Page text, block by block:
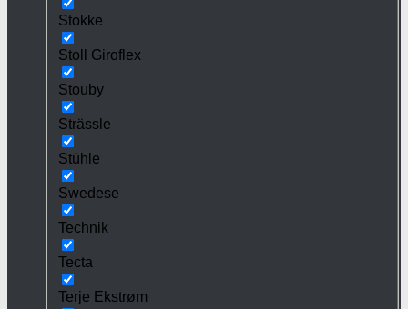
Stokke
Stoll Giroflex
Stouby
Strässle
Stühle
Swedese
Technik
Tecta
Terje Ekstrøm